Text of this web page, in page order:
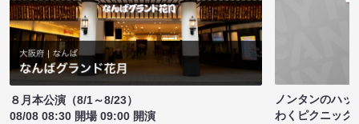
８月本公演（8/1～8/23）
08/08 08:30 開場 09:00 開演
ノンタンのハッ
わくピクニック